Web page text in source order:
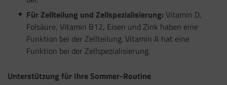
Für Zellteilung und Zellspezialisierung: Vitamin D,
Folsäure, Vitamin B12, Eisen und Zink haben eine
Funktion bei der Zellteilung. Vitamin A hat eine
Funktion bei der Zellspezialisierung.
Unterstützung für Ihre Sommer-Routine